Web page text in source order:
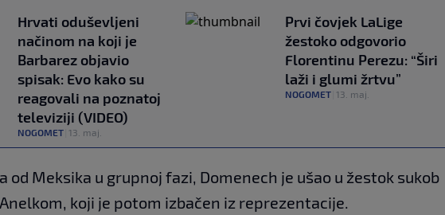
Hrvati oduševljeni
načinom na koji je
Barbarez objavio
spisak: Evo kako su
reagovali na poznatoj
televiziji (VIDEO)
NOGOMET 13. maj.
Prvi čovjek LaLige
žestoko odgovorio
Florentinu Perezu: “Širi
laži i glumi žrtvu”
NOGOMET 13. maj.
od Meksika u grupnoj fazi, Domenech je ušao u žestok sukob
koji je potom izbačen iz reprezentacije.